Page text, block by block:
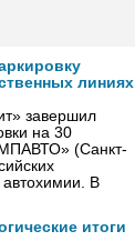
линиях
завершил
на 30
(Санкт-
В
итоги